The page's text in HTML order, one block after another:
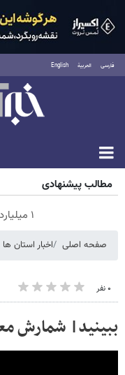
فارسی العربية English
شنبه ۱۷ مرداد ۱۴۰۵
مطالب پیشنهادی
۱ میلیارد اعتبار خرید طلا | بدون ضامن و چک
صفحه اصلی اخبار استان ها
۰ نفر
ببینید| شمارش